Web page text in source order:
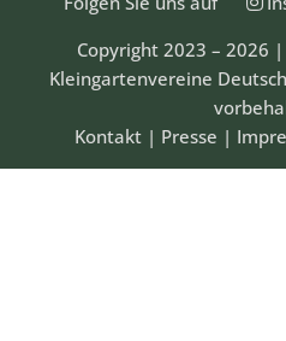
Copyright 2023 – 2026
Kleingartenvereine
Kontakt | Presse |